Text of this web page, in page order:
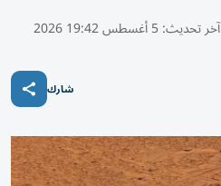
آخر تحديث:5 أغسطس 19:42 2026
شارك